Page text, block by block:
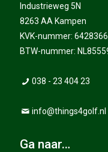
Industrieweg 5N
8263 AA Kampen
KVK-nummer:
BTW-nummer:
038 - 23 404 23
info@things4golf.nl
Ga naar…